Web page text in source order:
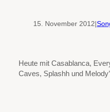
15. November 2012|
Heute mit Casablanca,
Caves, Splashh und